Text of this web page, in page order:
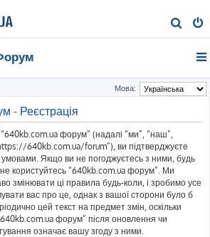
о
к
Мова:
- Реєстрація
форум” (надалі “ми”, “наш”,
640kb.com.ua/forum”), ви підтверджуєте
Якщо ви не погоджуєтесь з ними, будь
користуйтесь “640kb.com.ua форум”. Ми
змінювати ці правила будь-коли, і зробимо усе
вас про це, однак з вашої сторони було б
цей текст на предмет змін, оскільки
форум” після оновлення чи
означає вашу згоду з ними.